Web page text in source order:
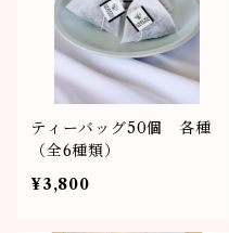
ティーバッグ50個 各種
（全6種類）
¥3,800